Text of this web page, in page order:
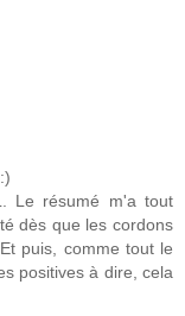
Le résumé m'a tout
dès que les cordons
puis, comme tout le
positives à dire, cela